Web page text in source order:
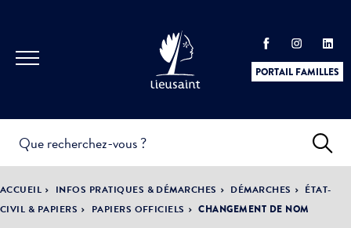
PORTAIL FAMILLES
PRATIQUES &
DÉMARCHES
ACTUALITÉS &
ÉVÈNEMENTS
ACCUEIL INFOS PRATIQUES & DÉMARCHES DÉMARCHES
ÉTAT-
CIVIL & PAPIERS
PAPIERS OFFICIELS CHANGEMENT DE NOM